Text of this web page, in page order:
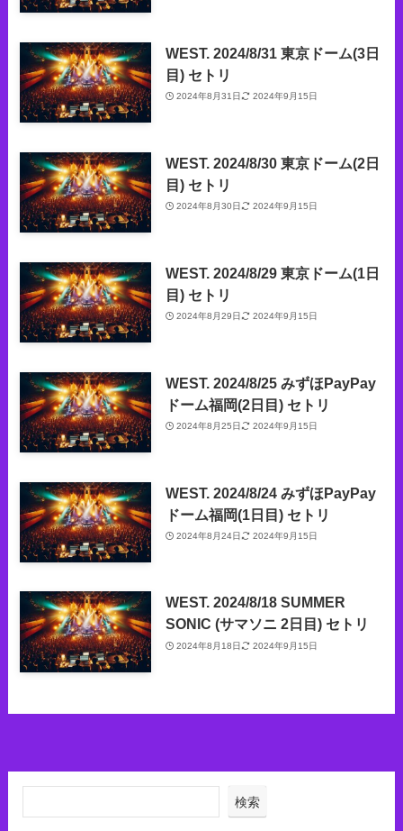
WEST. 2024/8/31 東京ドーム(3日
目) セトリ
2024年8月31日 2024年9月15日
WEST. 2024/8/30 東京ドーム(2日
目) セトリ
2024年8月30日 2024年9月15日
WEST. 2024/8/29 東京ドーム(1日
目) セトリ
2024年8月29日 2024年9月15日
WEST. 2024/8/25 みずほPayPay
ドーム福岡(2日目) セトリ
2024年8月25日 2024年9月15日
WEST. 2024/8/24 みずほPayPay
ドーム福岡(1日目) セトリ
2024年8月24日 2024年9月15日
WEST. 2024/8/18 SUMMER
SONIC (サマソニ 2日目) セトリ
2024年8月18日 2024年9月15日
検索